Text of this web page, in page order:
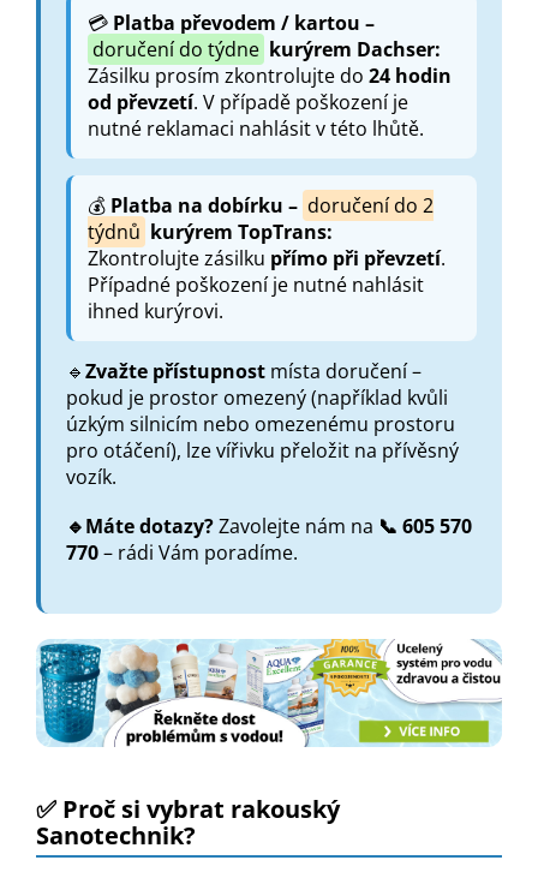
💳 Platba převodem / kartou –
doručení do týdne kurýrem Dachser:
Zásilku prosím zkontrolujte do 24 hodin
od převzetí. V případě poškození je
nutné reklamaci nahlásit v této lhůtě.
💰 Platba na dobírku – doručení do 2
týdnů kurýrem TopTrans:
Zkontrolujte zásilku přímo při převzetí.
Případné poškození je nutné nahlásit
ihned kurýrovi.
🔹Zvažte přístupnost místa doručení –
pokud je prostor omezený (například kvůli
úzkým silnicím nebo omezenému prostoru
pro otáčení), lze vířivku přeložit na přívěsný
vozík.
🔹Máte dotazy?Zavolejte nám na 📞 605 570
770– rádi Vám poradíme.
✅ Proč si vybrat rakouský
Sanotechnik?